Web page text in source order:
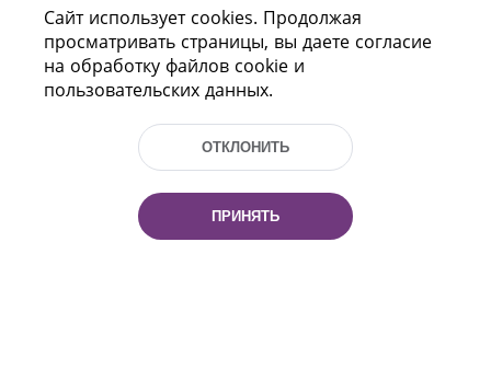
Пр-т Независимости 116
г. Минск, Республика Беларусь, 220114
Тел.: (+375 17) 368 37 37, Факс: (+375 17)
Эл. почта: inbox@nlb.by
Сайт использует cookies. Продолжая
просматривать страницы, вы даете согласие
на обработку файлов cookie и
пользовательских данных.
ОТКЛОНИТЬ
ПРИНЯТЬ